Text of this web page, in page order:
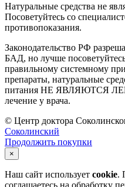
Натуральные средства не
Посоветуйтесь со
противопоказания.
Законодательство РФ
БАД, но лучше
правильному системному
препараты, натуральные
питания НЕ ЯВЛЯЮТСЯ
лечение у врача.
© Центр доктора
Соколинский
Продолжить покупки
×
Наш сайт использует cookie.
соглашаетесь на обработку